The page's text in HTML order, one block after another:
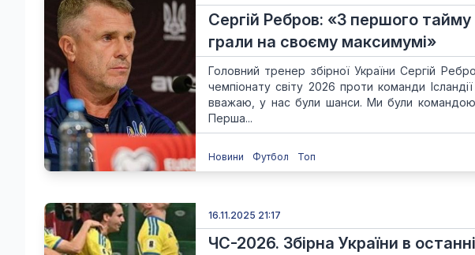
Сергій Ребров: «З першого тайму
грали на своєму максимумі»
Головний тренер збірної України Сергій
чемпіонату світу 2026 проти команди
вважаю, у нас були шанси. Ми були командою,
Перша...
Новини Футбол Топ
16.11.2025 21:17
ЧС-2026. Збірна України в